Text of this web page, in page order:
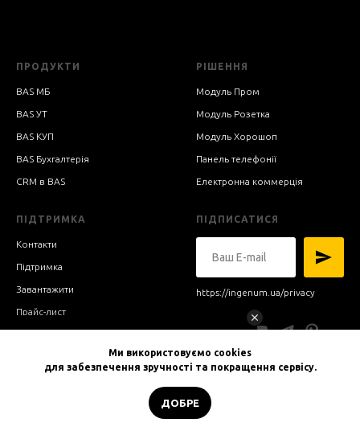
Ми використовуємо cookies
для забезпечення зручності та покращення сервісу.
ДОБРЕ
ПРОДУКТИ
BAS МБ
BAS УТ
BAS КУП
BAS Бухгалтерія
CRM в BAS
РІШЕННЯ
Модуль Пром
Модуль Розетка
Модуль Хорошоп
Панель телефонії
Електронна коммерція
ПІДТРИМКА
Контакти
Підтримка
Завантажити
Прайс-лист
ПІДПИСАТИСЯ
https://ingenum.ua/privacy
Техпідтримка